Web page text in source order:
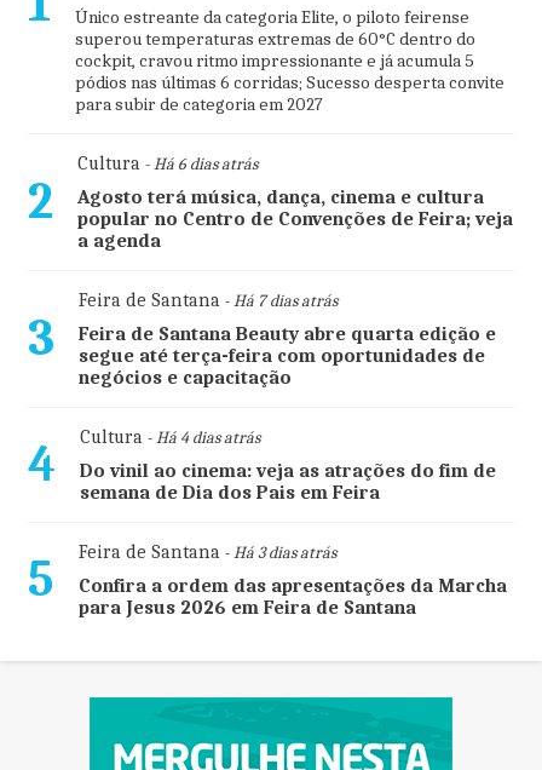
Único estreante da categoria Elite, o piloto feirense
superou temperaturas extremas de 60°C dentro do
cockpit, cravou ritmo impressionante e já acumula 5
pódios nas últimas 6 corridas; Sucesso desperta convite
para subir de categoria em 2027
2
Cultura- Há 6 dias atrás
Agosto terá música, dança, cinema e cultura
popular no Centro de Convenções de Feira; veja
a agenda
3
Feira de Santana- Há 7 dias atrás
Feira de Santana Beauty abre quarta edição e
segue até terça-feira com oportunidades de
negócios e capacitação
4 Cultura- Há 4 dias atrás
Do vinil ao cinema: veja as atrações do fim de
semana de Dia dos Pais em Feira
5 Feira de Santana- Há 3 dias atrás
Confira a ordem das apresentações da Marcha
para Jesus 2026 em Feira de Santana